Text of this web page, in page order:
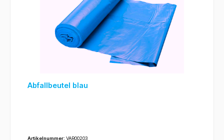
Abfallbeutel blau
Artikelnummer: VAR00203